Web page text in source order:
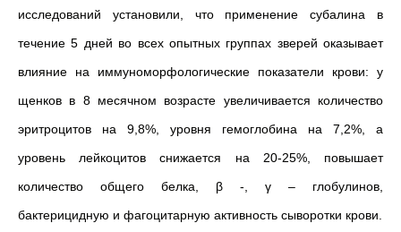
исследований установили, что применение субалина в
течение 5 дней во всех опытных группах зверей оказывает
влияние на иммуноморфологические показатели крови: у
щенков в 8 месячном возрасте увеличивается количество
эритроцитов на 9,8%, уровня гемоглобина на 7,2%, а
уровень лейкоцитов снижается на 20-25%, повышает
количество общего белка, β -, γ – глобулинов,
бактерицидную и фагоцитарную активность сыворотки крови.